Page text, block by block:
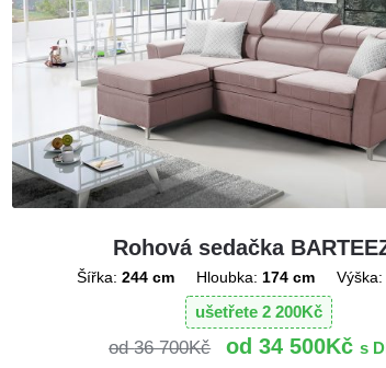
Rohová sedačka
Šířka: 244 cm Hloubka: 174 cm Výška:
ušetřete 2 200Kč
36 700Kč 34 500Kč s